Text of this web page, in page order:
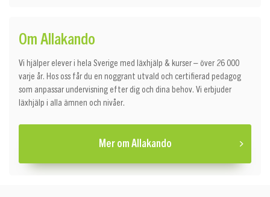
Om Allakando
Vi hjälper elever i hela Sverige med läxhjälp & kurser – över 26 000
varje år. Hos oss får du en noggrant utvald och certifierad pedagog
som anpassar undervisning efter dig och dina behov. Vi erbjuder
läxhjälp i alla ämnen och nivåer.
Mer om Allakando